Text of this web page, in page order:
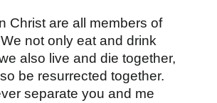
Christ are all members of
not only eat and drink
also live and die together,
be resurrected together.
separate you and me